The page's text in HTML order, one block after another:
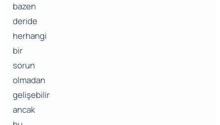
bazen
deride
herhangi
bir
sorun
olmadan
gelişebilir
ancak